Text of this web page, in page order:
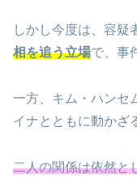
しかし今度は、容疑
相を追う立場で、事
一方、キム・ハンセ
イナとともに動かざ
二人の関係は依然と